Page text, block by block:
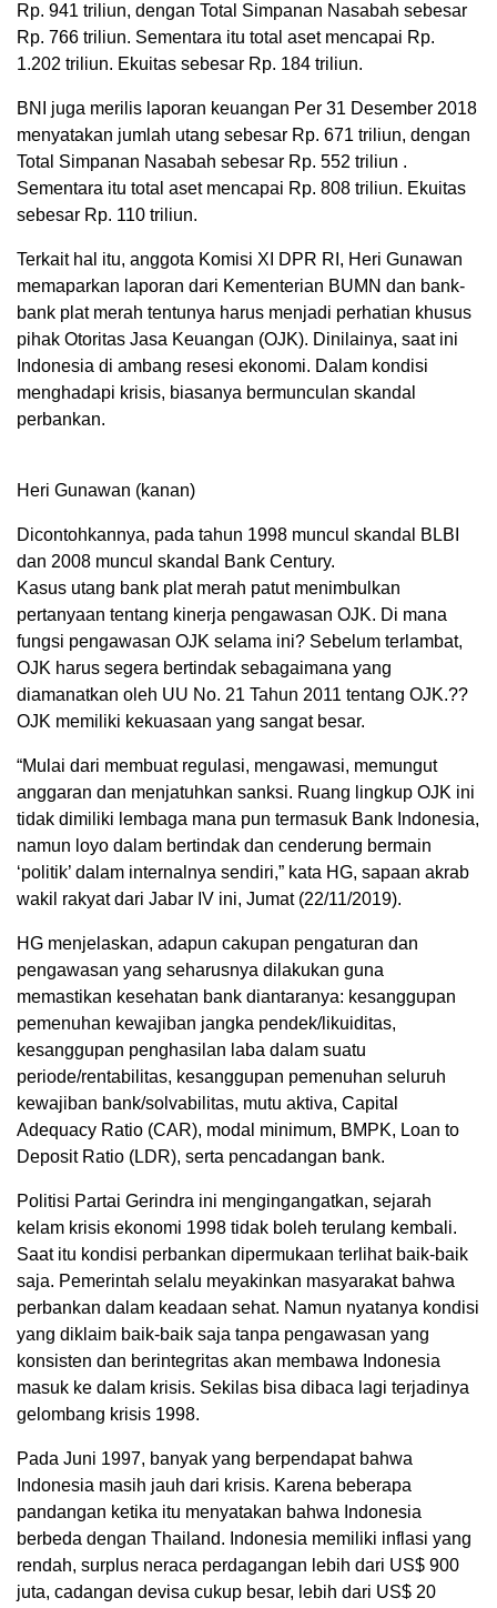
Rp. 941 triliun, dengan Total Simpanan Nasabah sebesar
Rp. 766 triliun. Sementara itu total aset mencapai Rp.
1.202 triliun. Ekuitas sebesar Rp. 184 triliun.
BNI juga merilis laporan keuangan Per 31 Desember 2018
menyatakan jumlah utang sebesar Rp. 671 triliun, dengan
Total Simpanan Nasabah sebesar Rp. 552 triliun .
Sementara itu total aset mencapai Rp. 808 triliun. Ekuitas
sebesar Rp. 110 triliun.
Terkait hal itu, anggota Komisi XI DPR RI, Heri Gunawan
memaparkan laporan dari Kementerian BUMN dan bank-
bank plat merah tentunya harus menjadi perhatian khusus
pihak Otoritas Jasa Keuangan (OJK). Dinilainya, saat ini
Indonesia di ambang resesi ekonomi. Dalam kondisi
menghadapi krisis, biasanya bermunculan skandal
perbankan.
Heri Gunawan (kanan)
Dicontohkannya, pada tahun 1998 muncul skandal BLBI
dan 2008 muncul skandal Bank Century.
Kasus utang bank plat merah patut menimbulkan
pertanyaan tentang kinerja pengawasan OJK. Di mana
fungsi pengawasan OJK selama ini? Sebelum terlambat,
OJK harus segera bertindak sebagaimana yang
diamanatkan oleh UU No. 21 Tahun 2011 tentang OJK.??
OJK memiliki kekuasaan yang sangat besar.
“Mulai dari membuat regulasi, mengawasi, memungut
anggaran dan menjatuhkan sanksi. Ruang lingkup OJK ini
tidak dimiliki lembaga mana pun termasuk Bank Indonesia,
namun loyo dalam bertindak dan cenderung bermain
‘politik’ dalam internalnya sendiri,” kata HG, sapaan akrab
wakil rakyat dari Jabar IV ini, Jumat (22/11/2019).
HG menjelaskan, adapun cakupan pengaturan dan
pengawasan yang seharusnya dilakukan guna
memastikan kesehatan bank diantaranya: kesanggupan
pemenuhan kewajiban jangka pendek/likuiditas,
kesanggupan penghasilan laba dalam suatu
periode/rentabilitas, kesanggupan pemenuhan seluruh
kewajiban bank/solvabilitas, mutu aktiva, Capital
Adequacy Ratio (CAR), modal minimum, BMPK, Loan to
Deposit Ratio (LDR), serta pencadangan bank.
Politisi Partai Gerindra ini mengingangatkan, sejarah
kelam krisis ekonomi 1998 tidak boleh terulang kembali.
Saat itu kondisi perbankan dipermukaan terlihat baik-baik
saja. Pemerintah selalu meyakinkan masyarakat bahwa
perbankan dalam keadaan sehat. Namun nyatanya kondisi
yang diklaim baik-baik saja tanpa pengawasan yang
konsisten dan berintegritas akan membawa Indonesia
masuk ke dalam krisis. Sekilas bisa dibaca lagi terjadinya
gelombang krisis 1998.
Pada Juni 1997, banyak yang berpendapat bahwa
Indonesia masih jauh dari krisis. Karena beberapa
pandangan ketika itu menyatakan bahwa Indonesia
berbeda dengan Thailand. Indonesia memiliki inflasi yang
rendah, surplus neraca perdagangan lebih dari US$ 900
juta, cadangan devisa cukup besar, lebih dari US$ 20